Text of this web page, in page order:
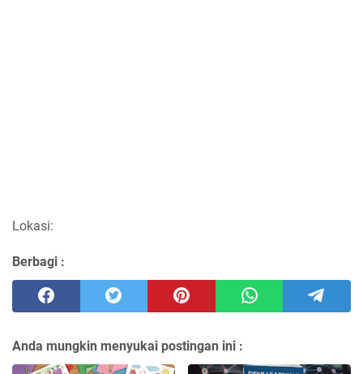
Lokasi:
Berbagi :
Anda mungkin menyukai postingan ini :